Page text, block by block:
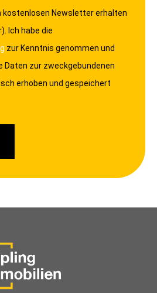
kostenlosen Newsletter erhalten
Ich habe die
zur Kenntnis genommen und
Daten zur zweckgebundenen
erhoben und gespeichert